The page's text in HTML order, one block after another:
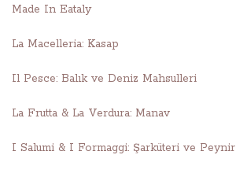
Made In Eataly
La Macelleria: Kasap
Il Pesce: Balık ve Deniz Mahsulleri
La Frutta & La Verdura: Manav
I Salumi & I Formaggi: Şarküteri ve Peynir